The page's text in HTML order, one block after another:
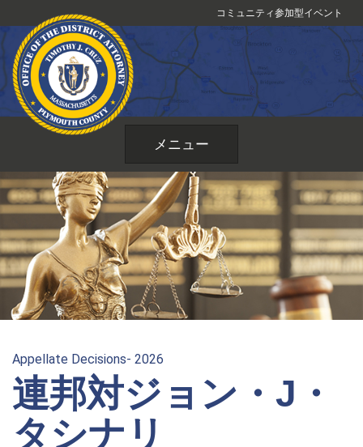
ン
テ
ツ
プ
コミュニティ参加型イベント
メニュー
Appellate Decisions- 2026
連邦対ジョン・J・
タシナリ